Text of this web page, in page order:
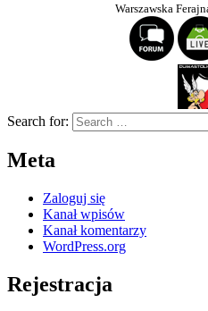
Warszawska
Search for:
Meta
Zaloguj się
Kanał wpisów
Kanał komentarzy
WordPress.org
Rejestracja